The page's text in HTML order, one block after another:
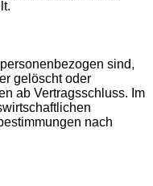
sind,
gelöscht oder
ab Vertragsschluss. Im
nach